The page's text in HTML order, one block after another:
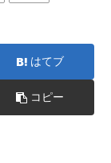
はてブ
コピー